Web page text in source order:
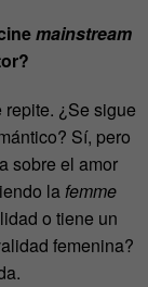
mainstream
¿Se sigue
Sí, pero
sobre el amor
lafemme
o tiene un
femenina?